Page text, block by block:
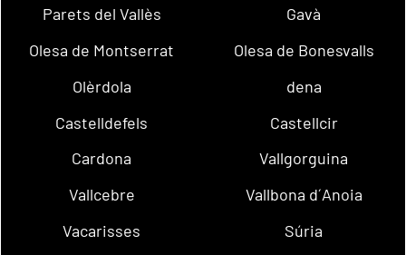
Parets del Vallès
Gavà
Olesa de Montserrat
Olesa de Bonesvalls
Olèrdola
dena
Castelldefels
Castellcir
Cardona
Vallgorguina
Vallcebre
Vallbona d´Anoia
Vacarisses
Súria